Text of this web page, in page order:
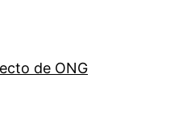
de ONG